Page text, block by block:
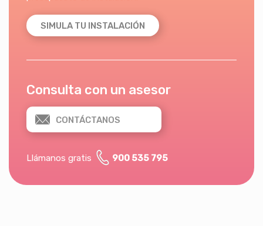
SIMULA TU INSTALACIÓN
Consulta con un asesor
CONTÁCTANOS
Llámanos gratis 900 535 795